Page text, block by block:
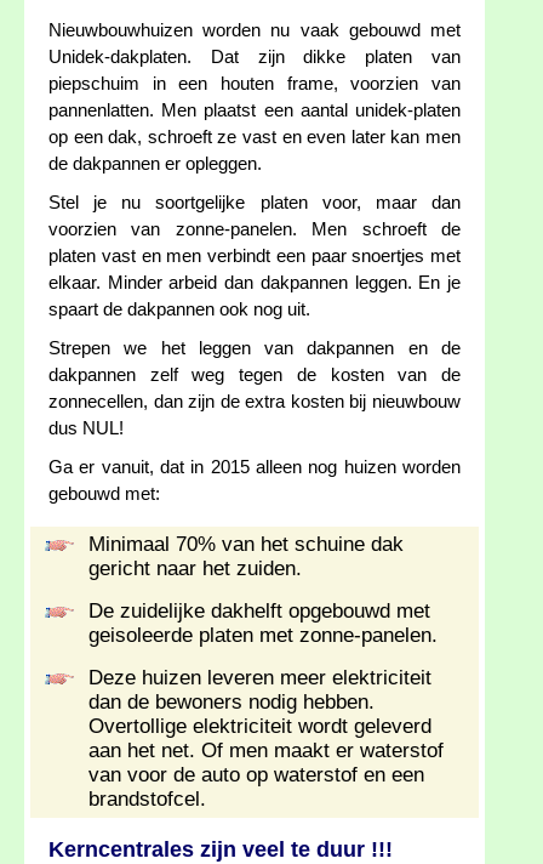
Nieuwbouwhuizen worden nu vaak gebouwd met
Unidek-dakplaten. Dat zijn dikke platen van
piepschuim in een houten frame, voorzien van
pannenlatten. Men plaatst een aantal unidek-platen
op een dak, schroeft ze vast en even later kan men
de dakpannen er opleggen.
Stel je nu soortgelijke platen voor, maar dan
voorzien van zonne-panelen. Men schroeft de
platen vast en men verbindt een paar snoertjes met
elkaar. Minder arbeid dan dakpannen leggen. En je
spaart de dakpannen ook nog uit.
Strepen we het leggen van dakpannen en de
dakpannen zelf weg tegen de kosten van de
zonnecellen, dan zijn de extra kosten bij nieuwbouw
dus NUL!
Ga er vanuit, dat in 2015 alleen nog huizen worden
gebouwd met:
Minimaal 70% van het schuine dak
gericht naar het zuiden.
De zuidelijke dakhelft opgebouwd met
geisoleerde platen met zonne-panelen.
Deze huizen leveren meer elektriciteit
dan de bewoners nodig hebben.
Overtollige elektriciteit wordt geleverd
aan het net. Of men maakt er waterstof
van voor de auto op waterstof en een
brandstofcel.
Kerncentrales zijn veel te duur !!!